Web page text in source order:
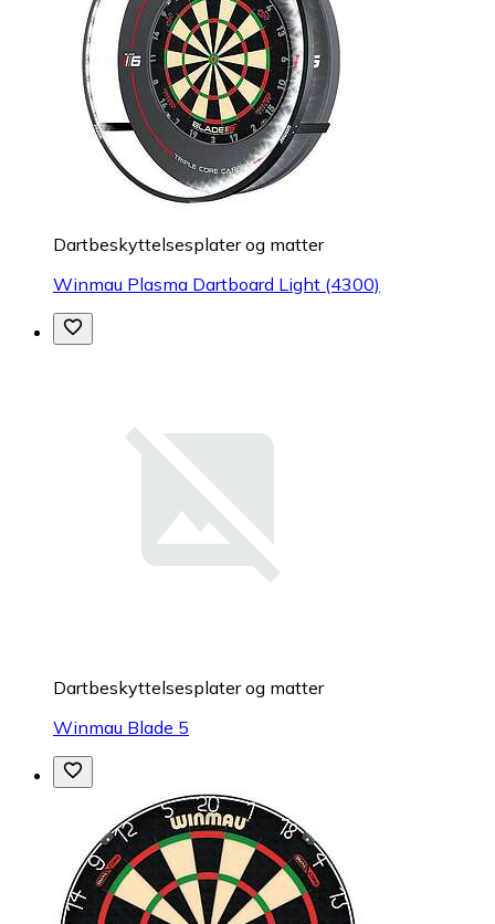
Dartbeskyttelsesplater og matter
Winmau Plasma Dartboard Light (4300)
Dartbeskyttelsesplater og matter
Winmau Blade 5